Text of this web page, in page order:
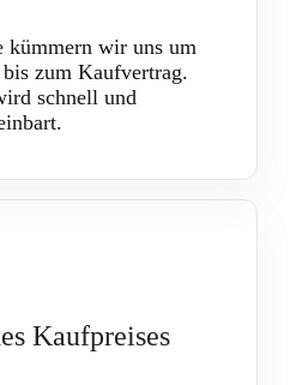
kümmern wir uns um
zum Kaufvertrag.
schnell und
Kaufpreises